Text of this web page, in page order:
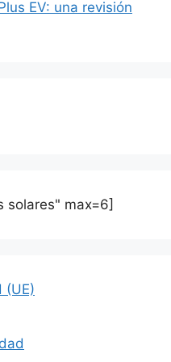
EV: una revisión
solares" max=6]
(UE)